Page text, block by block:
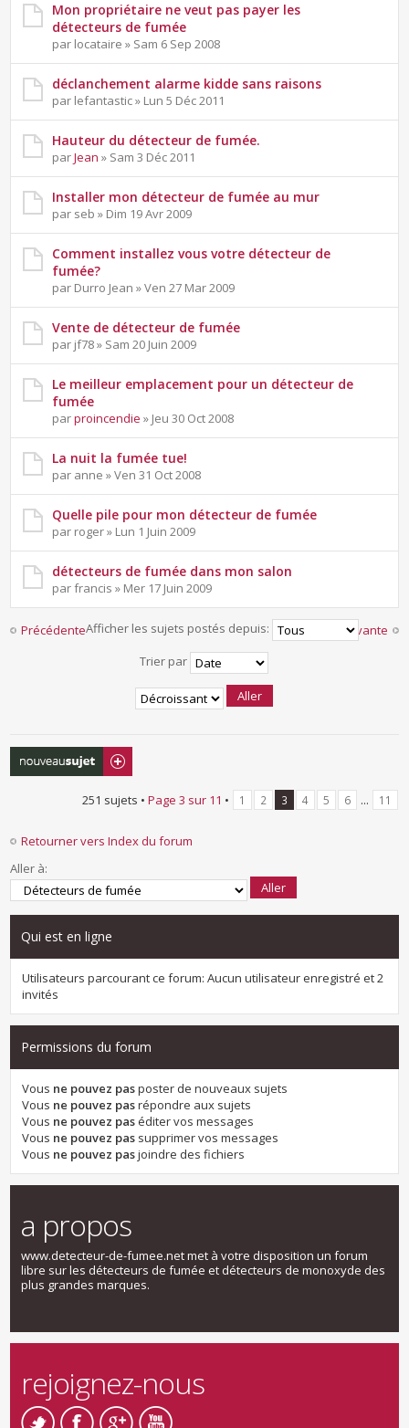
Mon propriétaire ne veut pas payer les
détecteurs de fumée
par locataire » Sam 6 Sep 2008
déclanchement alarme kidde sans raisons
par lefantastic » Lun 5 Déc 2011
Hauteur du détecteur de fumée.
parJean » Sam 3 Déc 2011
Installer mon détecteur de fumée au mur
par seb » Dim 19 Avr 2009
Comment installez vous votre détecteur de
fumée?
par Durro Jean » Ven 27 Mar 2009
Vente de détecteur de fumée
par jf78 » Sam 20 Juin 2009
Le meilleur emplacement pour un détecteur de
fumée
parproincendie » Jeu 30 Oct 2008
La nuit la fumée tue!
par anne » Ven 31 Oct 2008
Quelle pile pour mon détecteur de fumée
par roger » Lun 1 Juin 2009
détecteurs de fumée dans mon salon
par francis » Mer 17 Juin 2009
Précédente Suivante
Afficher les sujets postés depuis:
Trier par
Écrire un nouveau
251 sujets • Page 3 sur 11 • 1 2 3 4 5 6 ... 11
Retourner vers Index du forum
Aller à:
Qui est en ligne
Utilisateurs parcourant ce forum: Aucun utilisateur enregistré et 2
invités
Permissions du forum
Vous ne pouvez pasposter de nouveaux sujets
Vous ne pouvez pasrépondre aux sujets
Vous ne pouvez paséditer vos messages
Vous ne pouvez pas supprimer vos messages
Vous ne pouvez pasjoindre des fichiers
a propos
www.detecteur-de-fumee.net met à votre disposition un forum
libre sur les détecteurs de fumée et détecteurs de monoxyde des
plus grandes marques.
rejoignez-nous